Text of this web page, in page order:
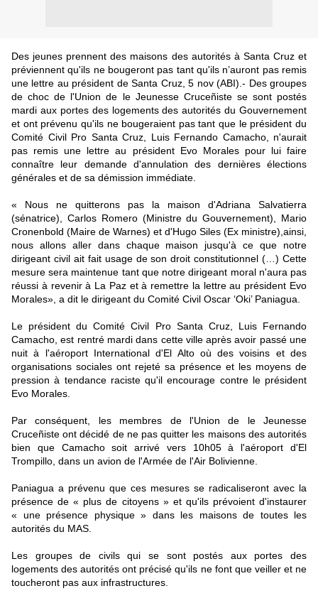
Des jeunes prennent des maisons des autorités à Santa Cruz et
préviennent qu'ils ne bougeront pas tant qu'ils n’auront pas remis
une lettre au président de Santa Cruz, 5 nov (ABI).- Des groupes
de choc de l'Union de le Jeunesse Cruceñiste se sont postés
mardi aux portes des logements des autorités du Gouvernement
et ont prévenu qu'ils ne bougeraient pas tant que le président du
Comité Civil Pro Santa Cruz, Luis Fernando Camacho, n'aurait
pas remis une lettre au président Evo Morales pour lui faire
connaître leur demande d'annulation des dernières élections
générales et de sa démission immédiate.
« Nous ne quitterons pas la maison d'Adriana Salvatierra
(sénatrice), Carlos Romero (Ministre du Gouvernement), Mario
Cronenbold (Maire de Warnes) et d'Hugo Siles (Ex ministre),ainsi,
nous allons aller dans chaque maison jusqu'à ce que notre
dirigeant civil ait fait usage de son droit constitutionnel (…) Cette
mesure sera maintenue tant que notre dirigeant moral n'aura pas
réussi à revenir à La Paz et à remettre la lettre au président Evo
Morales», a dit le dirigeant du Comité Civil Oscar ‘Oki’ Paniagua.
Le président du Comité Civil Pro Santa Cruz, Luis Fernando
Camacho, est rentré mardi dans cette ville après avoir passé une
nuit à l'aéroport International d'El Alto où des voisins et des
organisations sociales ont rejeté sa présence et les moyens de
pression à tendance raciste qu'il encourage contre le président
Evo Morales.
Par conséquent, les membres de l'Union de le Jeunesse
Cruceñiste ont décidé de ne pas quitter les maisons des autorités
bien que Camacho soit arrivé vers 10h05 à l'aéroport d'El
Trompillo, dans un avion de l'Armée de l'Air Bolivienne.
Paniagua a prévenu que ces mesures se radicaliseront avec la
présence de « plus de citoyens » et qu'ils prévoient d'instaurer
« une présence physique » dans les maisons de toutes les
autorités du MAS.
Les groupes de civils qui se sont postés aux portes des
logements des autorités ont précisé qu'ils ne font que veiller et ne
toucheront pas aux infrastructures.